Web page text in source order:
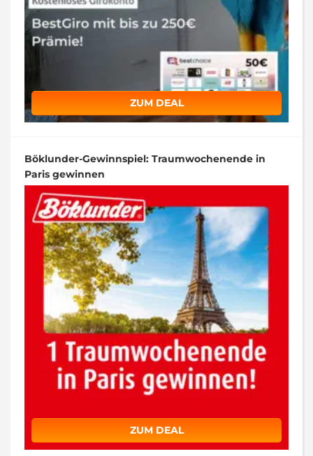
ZUM DEAL
Böklunder-Gewinnspiel: Traumwochenende in
Paris gewinnen
ZUM DEAL